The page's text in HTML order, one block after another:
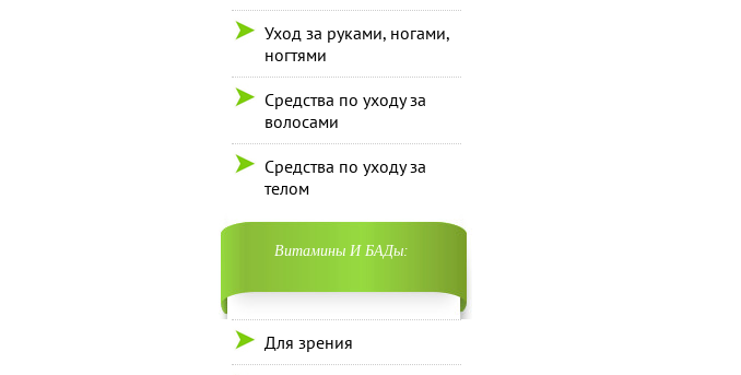
Уход за руками, ногами,
ногтями
Средства по уходу за
волосами
Средства по уходу за
телом
Витамины И БАДы:
Для зрения